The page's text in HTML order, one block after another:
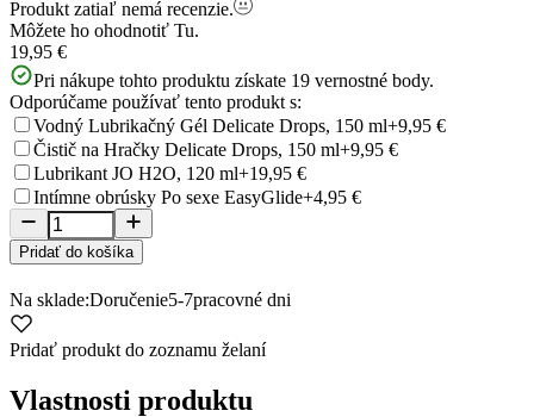
Produkt zatiaľ nemá recenzie.
Môžete ho ohodnotiť Tu.
19,95 €
Pri nákupe tohto produktu získate 19 vernostné body.
Odporúčame používať tento produkt s:
Vodný Lubrikačný Gél Delicate Drops, 150 ml+9,95 €
Čistič na Hračky Delicate Drops, 150 ml+9,95 €
Lubrikant JO H2O, 120 ml+19,95 €
Intímne obrúsky Po sexe EasyGlide+4,95 €
Pridať do košíka
Na sklade:Doručenie5-7pracovné dni
Pridať produkt do zoznamu želaní
Vlastnosti produktu